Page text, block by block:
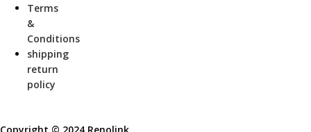
Terms
&
Conditions
shipping
return
policy